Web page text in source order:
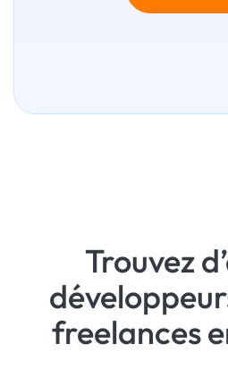
Trouvez
freelances